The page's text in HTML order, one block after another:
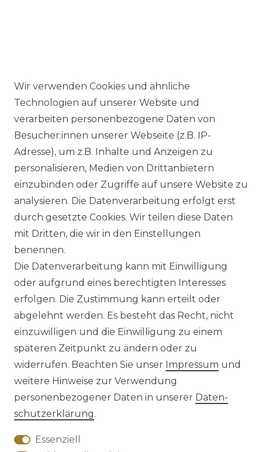
Ähnlicher Artikel
Casa Moda - Comfort Fit -
Bügelfreies Herren Business
langarm Hemd verschiedene
Farben (006050)
UVP 49,99 €
ab 47,99 € *
Impressum Daten­schutz­erklärung
AGB Barrierefreiheitserklärung
Wir verwenden Cookies und ähnliche
Technologien auf unserer Website und
verarbeiten personenbezogene Daten von
Besucher:innen unserer Webseite (z.B. IP-
Adresse), um z.B. Inhalte und Anzeigen zu
personalisieren, Medien von Drittanbietern
einzubinden oder Zugriffe auf unsere Website zu
analysieren. Die Datenverarbeitung erfolgt erst
durch gesetzte Cookies. Wir teilen diese Daten
mit Dritten, die wir in den Einstellungen
benennen.
Die Datenverarbeitung kann mit Einwilligung
oder aufgrund eines berechtigten Interesses
erfolgen. Die Zustimmung kann erteilt oder
abgelehnt werden. Es besteht das Recht, nicht
einzuwilligen und die Einwilligung zu einem
späteren Zeitpunkt zu ändern oder zu
widerrufen. Beachten Sie unser Impressum und
weitere Hinweise zur Verwendung
personenbezogener Daten in unserer Daten­
schutz­erklärung.
Essenziell